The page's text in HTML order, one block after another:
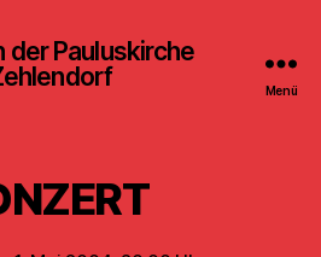
der Pauluskirche
Menü